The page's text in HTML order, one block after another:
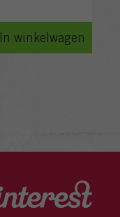
In winkelwagen